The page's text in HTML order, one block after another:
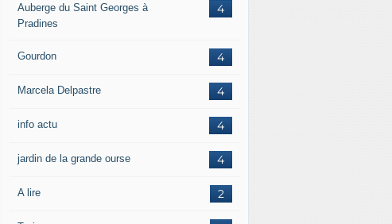
4
Auberge du Saint Georges à
Pradines
4
Gourdon
4
Marcela Delpastre
4
info actu
4
jardin de la grande ourse
2
A lire